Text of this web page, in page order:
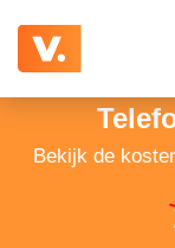
Bekijk de